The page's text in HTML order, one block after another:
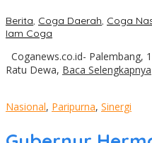
Berita, Coga Daerah, Coga
Iam Coga
Coganews.co.id- Palembang,
Ratu Dewa, Baca Selengkapnya
Nasional, Paripurna, Sinergi